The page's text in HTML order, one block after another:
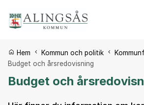
Du är här:
Hem Kommun och politik
Budget och årsredovisning
Budget och